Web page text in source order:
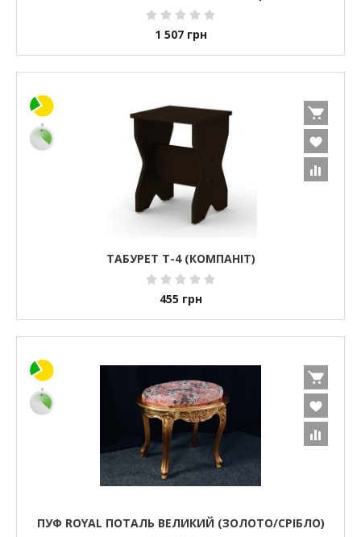
1 507 грн
ТАБУРЕТ Т-4 (КОМПАНІТ)
455 грн
ПУФ ROYAL ПОТАЛЬ ВЕЛИКИЙ (ЗОЛОТО/СРІБЛО)